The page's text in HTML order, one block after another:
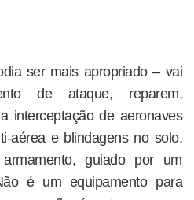
ser mais apropriado – vai
de ataque, reparem,
interceptação de aeronaves
aérea e blindagens no solo,
guiado por um
é um equipamento para